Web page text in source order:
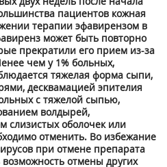
пациентов кожная
терапии эфавирензом в
может быть повторно
прекратили его прием из-за
чем у 1% больных,
тяжелая форма сыпи,
десквамацией эпителия
с тяжелой сыпью,
волдырей,
слизистых оболочек или
отменить. Во избежание
при отмене препарата
возможность отмены других